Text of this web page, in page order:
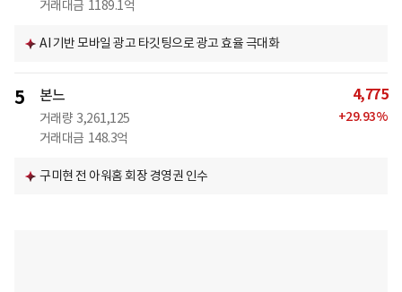
거래대금 1189.1억
AI 기반 모바일 광고 타깃팅으로 광고 효율 극대화
5 본느
거래량 3,261,125
거래대금 148.3억
4,775
+29.93%
구미현 전 아워홈 회장 경영권 인수